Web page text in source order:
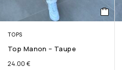
TOPS
Top Manon – Taupe
24.00 €